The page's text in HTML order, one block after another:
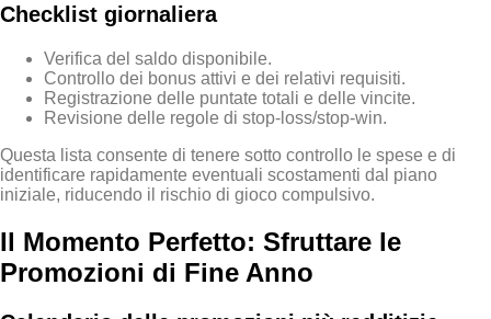
Checklist giornaliera
Verifica del saldo disponibile.
Controllo dei bonus attivi e dei relativi requisiti.
Registrazione delle puntate totali e delle vincite.
Revisione delle regole di stop‑loss/stop‑win.
Questa lista consente di tenere sotto controllo le spese e di
identificare rapidamente eventuali scostamenti dal piano
iniziale, riducendo il rischio di gioco compulsivo.
Il Momento Perfetto: Sfruttare le
Promozioni di Fine Anno